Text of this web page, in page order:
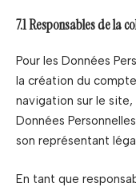
7.1 Responsables de la
Pour les Données
la création du
navigation sur le
Données
son représentant
En tant que